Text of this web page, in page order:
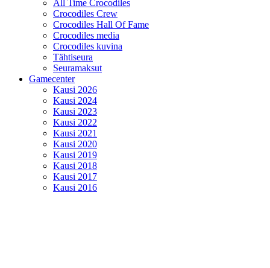
All Time Crocodiles
Crocodiles Crew
Crocodiles Hall Of Fame
Crocodiles media
Crocodiles kuvina
Tähtiseura
Seuramaksut
Gamecenter
Kausi 2026
Kausi 2024
Kausi 2023
Kausi 2022
Kausi 2021
Kausi 2020
Kausi 2019
Kausi 2018
Kausi 2017
Kausi 2016